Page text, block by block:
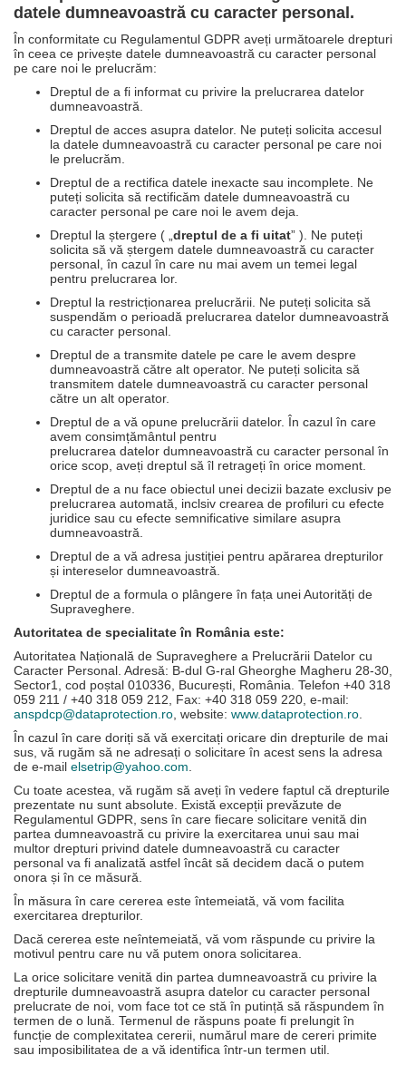
datele dumneavoastră cu caracter personal.
În conformitate cu Regulamentul GDPR aveți următoarele drepturi
în ceea ce privește datele dumneavoastră cu caracter personal
pe care noi le prelucrăm:
Dreptul de a fi informat cu privire la prelucrarea datelor
dumneavoastră.
Dreptul de acces asupra datelor. Ne puteți solicita accesul
la datele dumneavoastră cu caracter personal pe care noi
le prelucrăm.
Dreptul de a rectifica datele inexacte sau incomplete. Ne
puteți solicita să rectificăm datele dumneavoastră cu
caracter personal pe care noi le avem deja.
Dreptul la ștergere ( „ dreptul de a fi uitat” ). Ne puteți
solicita să vă ștergem datele dumneavoastră cu caracter
personal, în cazul în care nu mai avem un temei legal
pentru prelucrarea lor.
Dreptul la restricționarea prelucrării. Ne puteți solicita să
suspendăm o perioadă prelucrarea datelor dumneavoastră
cu caracter personal.
Dreptul de a transmite datele pe care le avem despre
dumneavoastră către alt operator. Ne puteți solicita să
transmitem datele dumneavoastră cu caracter personal
către un alt operator.
Dreptul de a vă opune prelucrării datelor. În cazul în care
avem consimțământul pentru
prelucrarea datelor dumneavoastră cu caracter personal în
orice scop, aveți dreptul să îl retrageți în orice moment.
Dreptul de a nu face obiectul unei decizii bazate exclusiv pe
prelucrarea automată, inclsiv crearea de profiluri cu efecte
juridice sau cu efecte semnificative similare asupra
dumneavoastră.
Dreptul de a vă adresa justiției pentru apărarea drepturilor
și intereselor dumneavoastră.
Dreptul de a formula o plângere în fața unei Autorități de
Supraveghere.
Autoritatea de specialitate în România este:
Autoritatea Națională de Supraveghere a Prelucrării Datelor cu
Caracter Personal. Adresă: B-dul G-ral Gheorghe Magheru 28-30,
Sector1, cod poștal 010336, București, România. Telefon +40 318
059 211 / +40 318 059 212, Fax: +40 318 059 220, e-mail:
anspdcp@dataprotection.ro , website: www.dataprotection.ro
În cazul în care doriți să vă exercitați oricare din drepturile de mai
sus, vă rugăm să ne adresați o solicitare în acest sens la adresa
de e-mail elsetrip@yahoo.com
Cu toate acestea, vă rugăm să aveți în vedere faptul că drepturile
prezentate nu sunt absolute. Există excepții prevăzute de
Regulamentul GDPR, sens în care fiecare solicitare venită din
partea dumneavoastră cu privire la exercitarea unui sau mai
multor drepturi privind datele dumneavoastră cu caracter
personal va fi analizată astfel încât să decidem dacă o putem
onora și în ce măsură.
În măsura în care cererea este întemeiată, vă vom facilita
exercitarea drepturilor.
Dacă cererea este neîntemeiată, vă vom răspunde cu privire la
motivul pentru care nu vă putem onora solicitarea.
La orice solicitare venită din partea dumneavoastră cu privire la
drepturile dumneavoastră asupra datelor cu caracter personal
prelucrate de noi, vom face tot ce stă în putință să răspundem în
termen de o lună. Termenul de răspuns poate fi prelungit în
funcție de complexitatea cererii, numărul mare de cereri primite
sau imposibilitatea de a vă identifica într-un termen util.